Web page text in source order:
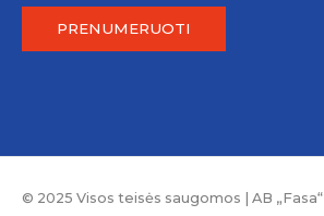
PRENUMERUOTI
© 2025 Visos teisės saugomos | AB „Fasa“